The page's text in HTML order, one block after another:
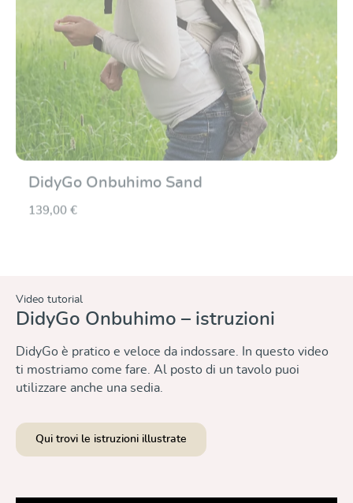
DidyGo Onbuhimo Sand
139,00 €
Video tutorial
DidyGo Onbuhimo – istruzioni
DidyGo è pratico e veloce da indossare. In questo video
ti mostriamo come fare. Al posto di un tavolo puoi
utilizzare anche una sedia.
Qui trovi le istruzioni illustrate